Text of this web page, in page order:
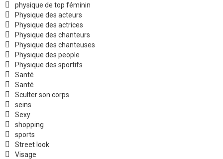
physique de top féminin
Physique des acteurs
Physique des actrices
Physique des chanteurs
Physique des chanteuses
Physique des people
Physique des sportifs
Santé
Santé
Sculter son corps
seins
Sexy
shopping
sports
Street look
Visage